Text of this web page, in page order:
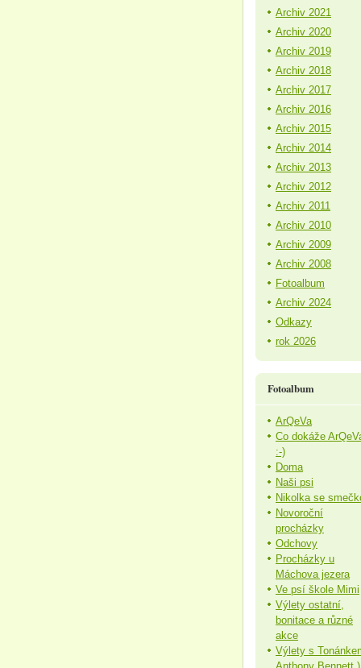
Archiv 2021
Archiv 2020
Archiv 2019
Archiv 2018
Archiv 2017
Archiv 2016
Archiv 2015
Archiv 2014
Archiv 2013
Archiv 2012
Archiv 2011
Archiv 2010
Archiv 2009
Archiv 2008
Fotoalbum
Archiv 2024
Odkazy
rok 2026
Fotoalbum
ArQeVa
Co dokáže
:-)
Doma
Naši psi
Nikolka se
Novoroční
procházky
Odchovy
Procházky u
Máchova jezera
Ve psí škole Mimi
Výlety ostatní,
bonitace a různé
akce
Výlety s